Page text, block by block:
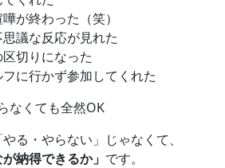
が終わった（笑）
議な反応が見れた
切りになった
に行かず参加してくれた
なくても全然OK
る・やらない」じゃなくて、
が納得できるか」 です。